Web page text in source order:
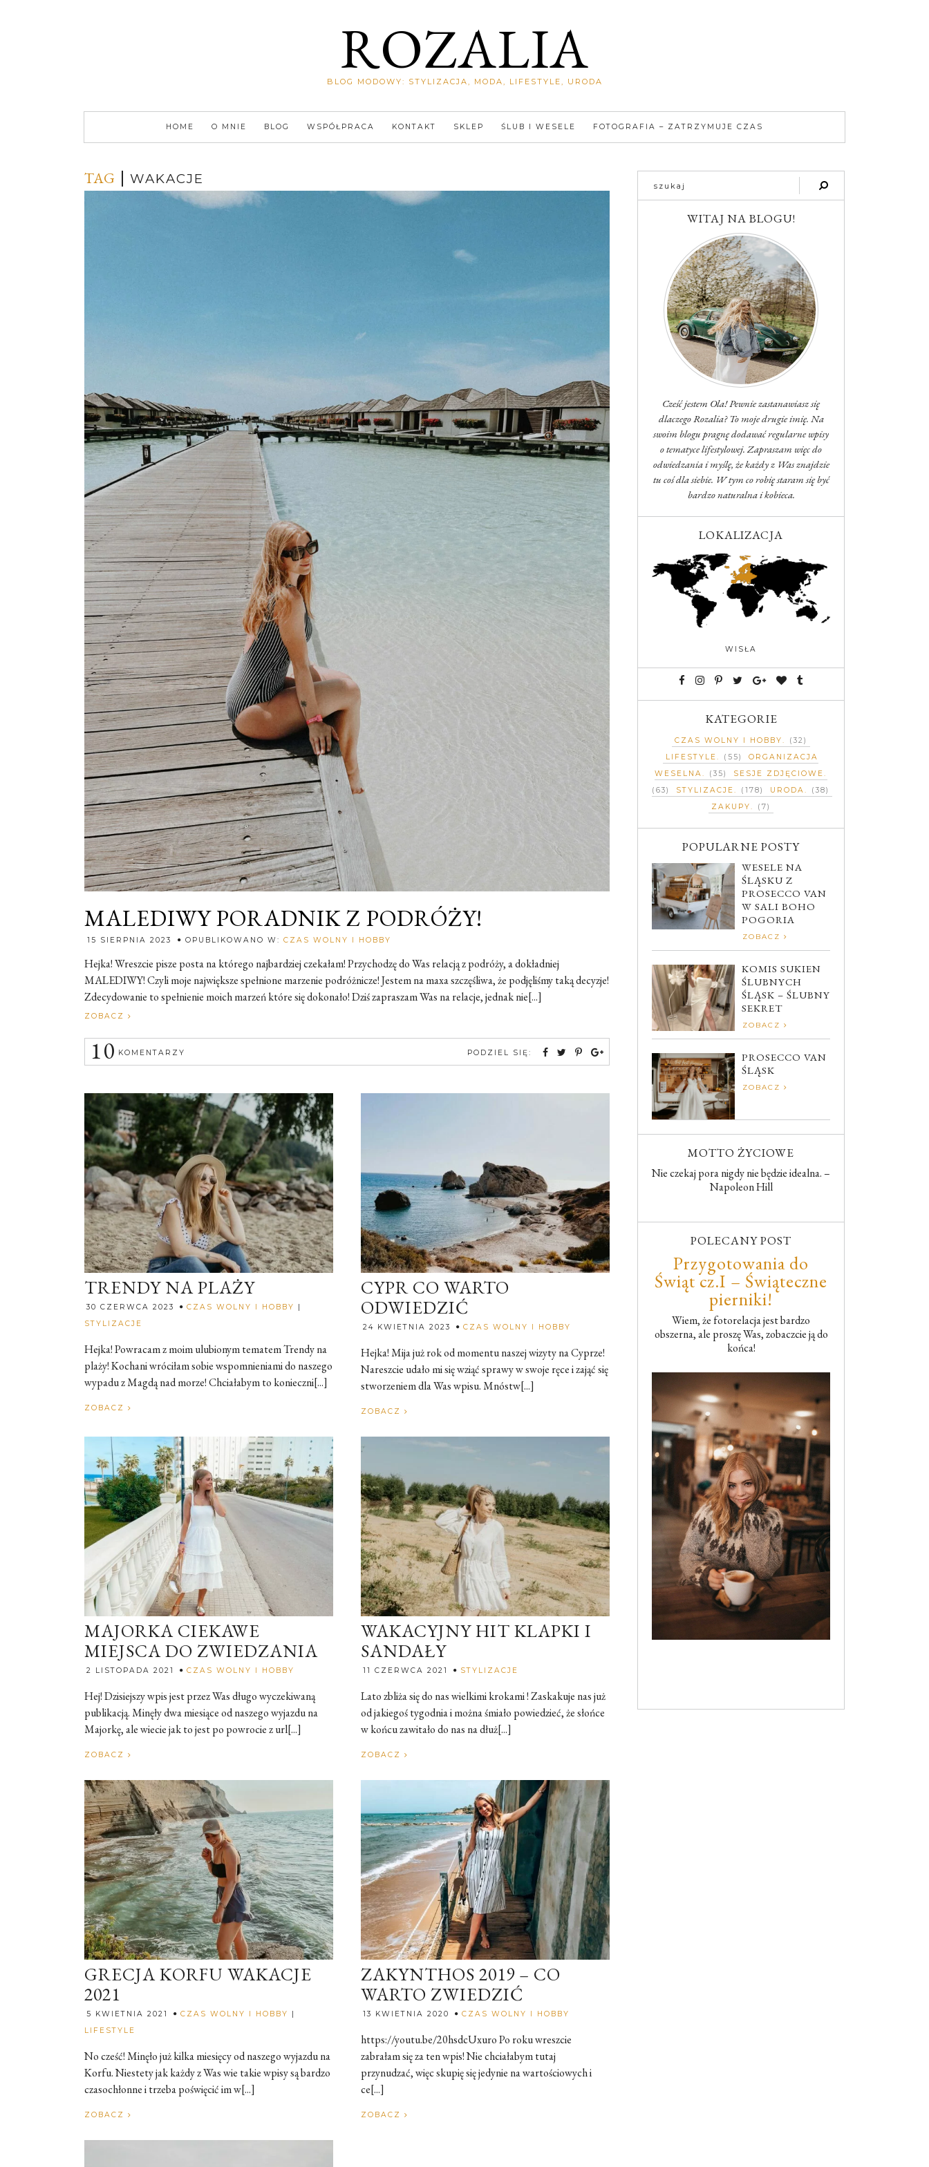
ROZALIA
BLOG MODOWY: STYLIZACJA, MODA, LIFESTYLE, URODA
HOME O MNIE BLOG WSPÓŁPRACA KONTAKT SKLEP ŚLUB I WESELE FOTOGRAFIA – ZATRZYMUJE CZAS
TAG WAKACJE
MALEDIWY PORADNIK Z PODRÓŻY!
15 SIERPNIA 2023 OPUBLIKOWANO W: CZAS WOLNY I HOBBY
Hejka! Wreszcie pisze posta na którego najbardziej czekałam! Przychodzę do Was relacją z podróży, a dokładniej
MALEDIWY! Czyli moje największe spełnione marzenie podróżnicze! Jestem na maxa szczęśliwa, że podjęliśmy taką decyzje!
Zdecydowanie to spełnienie moich marzeń które się dokonało! Dziś zapraszam Was na relacje, jednak nie[...]
ZOBACZ
10 KOMENTARZY PODZIEL SIĘ:
TRENDY NA PLAŻY
30 CZERWCA 2023 CZAS WOLNY I HOBBY
|
STYLIZACJE
Hejka! Powracam z moim ulubionym tematem Trendy na
plaży! Kochani wróciłam sobie wspomnieniami do naszego
wypadu z Magdą nad morze! Chciałabym to konieczni[...]
ZOBACZ
CYPR CO WARTO
ODWIEDZIĆ
24 KWIETNIA 2023 CZAS WOLNY I HOBBY
Hejka! Mija już rok od momentu naszej wizyty na Cyprze!
Nareszcie udało mi się wziąć sprawy w swoje ręce i zająć się
stworzeniem dla Was wpisu. Mnóstw[...]
ZOBACZ
MAJORKA CIEKAWE
MIEJSCA DO ZWIEDZANIA
2 LISTOPADA 2021 CZAS WOLNY I HOBBY
Hej! Dzisiejszy wpis jest przez Was długo wyczekiwaną
publikacją. Minęły dwa miesiące od naszego wyjazdu na
Majorkę, ale wiecie jak to jest po powrocie z url[...]
ZOBACZ
WAKACYJNY HIT KLAPKI I
SANDAŁY
11 CZERWCA 2021 STYLIZACJE
Lato zbliża się do nas wielkimi krokami ! Zaskakuje nas już
od jakiegoś tygodnia i można śmiało powiedzieć, że słońce
w końcu zawitało do nas na dłuż[...]
ZOBACZ
GRECJA KORFU WAKACJE
2021
5 KWIETNIA 2021 CZAS WOLNY I HOBBY
|
LIFESTYLE
No cześć! Minęło już kilka miesięcy od naszego wyjazdu na
Korfu. Niestety jak każdy z Was wie takie wpisy są bardzo
czasochłonne i trzeba poświęcić im w[...]
ZOBACZ
ZAKYNTHOS 2019 – CO
WARTO ZWIEDZIĆ
13 KWIETNIA 2020 CZAS WOLNY I HOBBY
https://youtu.be/20hsdcUxuro Po roku wreszcie
zabrałam się za ten wpis! Nie chciałabym tutaj
przynudzać, więc skupię się jedynie na wartościowych i
ce[...]
ZOBACZ
WITAJ NA BLOGU!
Cześć jestem Ola! Pewnie zastanawiasz się
dlaczego Rozalia? To moje drugie imię. Na
swoim blogu pragnę dodawać regularne wpisy
o tematyce lifestylowej. Zapraszam więc do
odwiedzania i myślę, że każdy z Was znajdzie
tu coś dla siebie. W tym co robię staram się być
bardzo naturalna i kobieca.
LOKALIZACJA
WISŁA
KATEGORIE
CZAS WOLNY I HOBBY
(32)
LIFESTYLE
(55)
ORGANIZACJA
WESELNA
(35)
SESJE ZDJĘCIOWE
(63)
STYLIZACJE (178) URODA
(38)
ZAKUPY
(7)
POPULARNE POSTY
WESELE NA
ŚLĄSKU Z
PROSECCO VAN
W SALI BOHO
POGORIA
ZOBACZ
KOMIS SUKIEN
ŚLUBNYCH
ŚLĄSK – ŚLUBNY
SEKRET
ZOBACZ
PROSECCO VAN
ŚLĄSK
ZOBACZ
MOTTO ŻYCIOWE
Nie czekaj pora nigdy nie będzie idealna. –
Napoleon Hill
POLECANY POST
Przygotowania do
Świąt cz.I – Świąteczne
pierniki!
Wiem, że fotorelacja jest bardzo
obszerna, ale proszę Was, zobaczcie ją do
końca!